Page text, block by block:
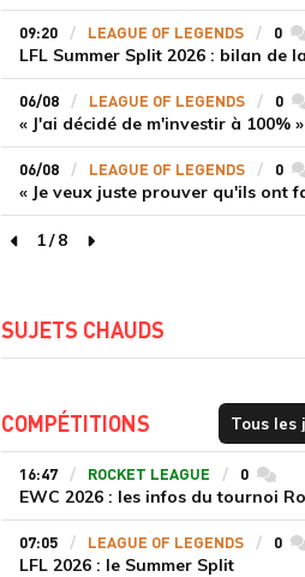
09:20 LEAGUE OF LEGENDS 0
06/08 LEAGUE OF LEGENDS 0
06/08 LEAGUE OF LEGENDS 0
page précédente
1/8
page suivante
SUJETS CHAUDS
COMPÉTITIONS
16:47 ROCKET LEAGUE 0
EWC 2026 : les infos du tournoi
07:05 LEAGUE OF LEGENDS 0
LFL 2026 : le Summer Split